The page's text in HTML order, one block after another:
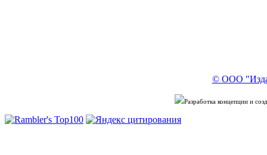
© ООО
Разработка концепции и